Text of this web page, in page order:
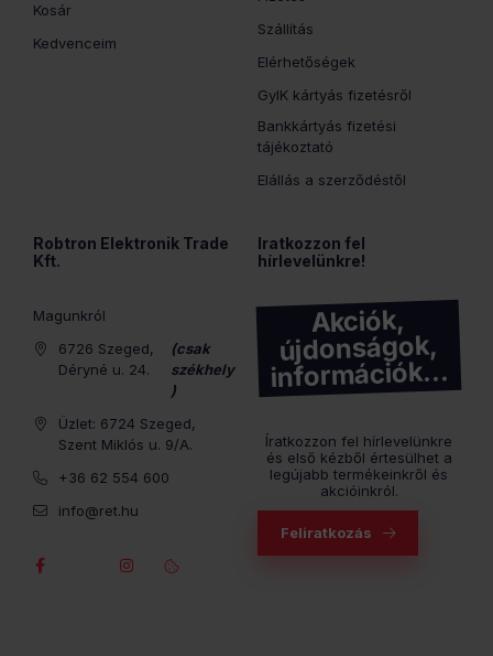
Kosár
Kedvenceim
Szállítás
Elérhetőségek
GyIK kártyás fizetésről
Bankkártyás fizetési
tájékoztató
Elállás a szerződéstől
Robtron Elektronik Trade
Kft.
Magunkról
6726 Szeged,
Déryné u. 24.
(csak
székhely
)
Üzlet: 6724 Szeged,
Szent Miklós u. 9/A.
+36 62 554 600
info@ret.hu
Iratkozzon fel
hírlevelünkre!
Akciók,
újdonságok,
információk…
Íratkozzon fel hírlevelünkre
és első kézből értesülhet a
legújabb termékeinkről és
akcióinkról.
Feliratkozás